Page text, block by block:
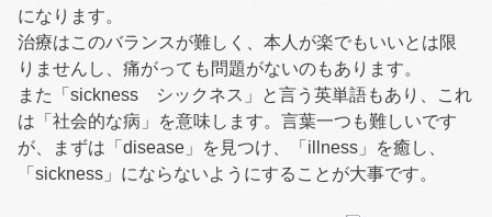
になります。
治療はこのバランスが難しく、本人が楽でもいいとは限
りませんし、痛がっても問題がないのもあります。
また「sickness シックネス」と言う英単語もあり、これ
は「社会的な病」を意味します。言葉一つも難しいです
が、まずは「disease」を見つけ、「illness」を癒し、
「sickness」にならないようにすることが大事です。